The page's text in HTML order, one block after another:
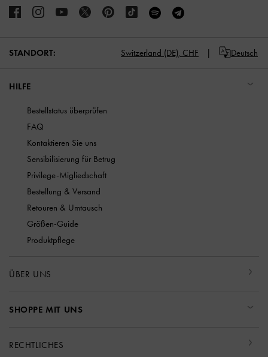
STANDORT: Switzerland (DE), CHF Deutsch
HILFE
Bestellstatus überprüfen
FAQ
Kontaktieren Sie uns
Sensibilisierung für Betrug
Privilege-Migliedschaft
Bestellung & Versand
Retouren & Umtausch
Größen-Guide
Produktpflege
ÜBER UNS
SHOPPE MIT UNS
RECHTLICHES